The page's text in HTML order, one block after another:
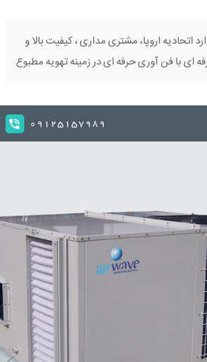
اتحادیه اروپا، مشتری مداری ، کیفیت بالا و
ای با فن آوری حرفه ای در زمینه تهویه مطبوع
09125157989